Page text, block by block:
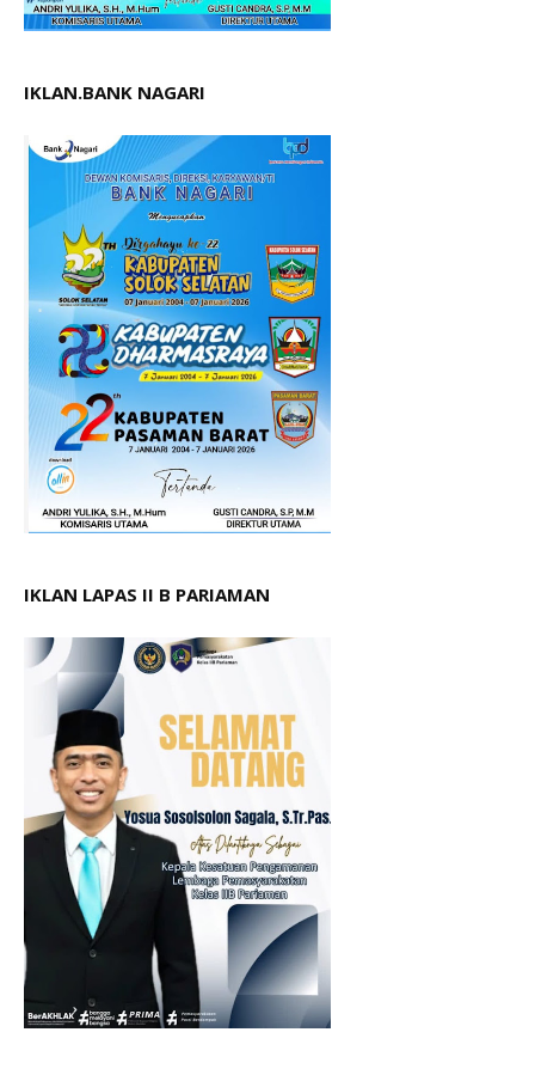
IKLAN.BANK NAGARI
IKLAN LAPAS II B PARIAMAN